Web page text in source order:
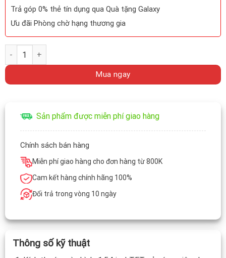
Trả góp 0% thẻ tín dụng qua Quà tặng Galaxy
Ưu đãi Phòng chờ hạng thương gia
T700Promax Đồng hồ thông minh Smartwatch Giá Rẻ Nhất
Mua ngay
Sản phẩm được miễn phí giao hàng
Chính sách bán hàng
Miễn phí giao hàng cho đơn hàng từ 800K
Cam kết hàng chính hãng 100%
Đổi trả trong vòng 10 ngày
Thông số kỹ thuật